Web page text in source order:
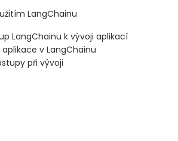
LangChainu
LangChainu k vývoji aplikací
v LangChainu
při vývoji